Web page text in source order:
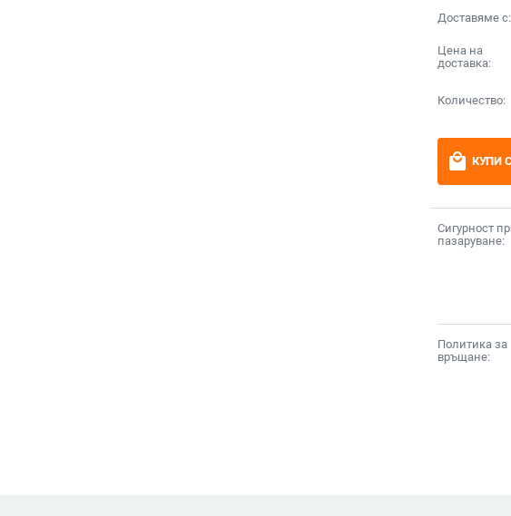
Доставяме с:
Цена на
доставка:
Количество:
local_mall КУПИ
Сигурност
пазаруване:
Политика за
връщане: